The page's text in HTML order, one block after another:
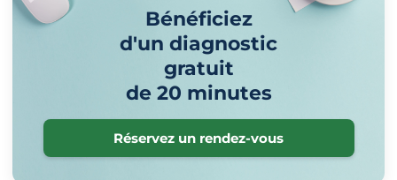
Bénéficiez
d'un diagnostic
gratuit
de 20 minutes
Réservez un rendez-vous